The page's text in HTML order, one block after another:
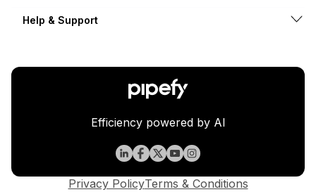
Help & Support
Efficiency powered by AI
Privacy PolicyTerms & Conditions